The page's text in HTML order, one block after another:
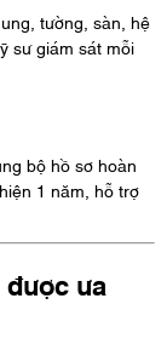
tường, sàn, hệ
sư giám sát mỗi
bộ hồ sơ hoàn
1 năm, hỗ trợ
ưa